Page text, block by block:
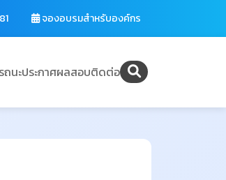
จองอบรมสำหรับองค์กร
ถนะประกาศผลสอบติดต่อ